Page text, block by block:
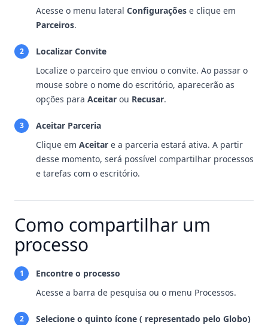
Acesse o menu lateral Configurações e clique em
Parceiros.
2
Localizar Convite
Localize o parceiro que enviou o convite. Ao passar o
mouse sobre o nome do escritório, aparecerão as
opções para Aceitar ou Recusar.
3
Aceitar Parceria
Clique em Aceitar e a parceria estará ativa. A partir
desse momento, será possível compartilhar processos
e tarefas com o escritório.
Como compartilhar um
processo
1
Encontre o processo
Acesse a barra de pesquisa ou o menu Processos.
2 Selecione o quinto ícone ( representado pelo Globo)